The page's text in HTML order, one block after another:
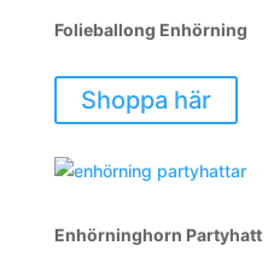
Folieballong Enhörning
Shoppa här
Enhörninghorn Partyhatt